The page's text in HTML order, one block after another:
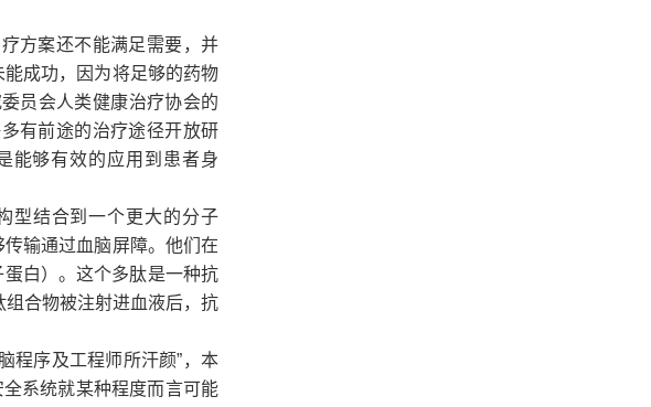
方案还不能满足需要，并
成功，因为将足够的药物
员会人类健康治疗协会的
有前途的治疗途径开放研
能够有效的应用到患者身
型结合到一个更大的分子
输通过血脑屏障。他们在
白）。这个多肽是一种抗
合物被注射进血液后，抗
程序及工程师所汗颜”，本
系统就某种程度而言可能